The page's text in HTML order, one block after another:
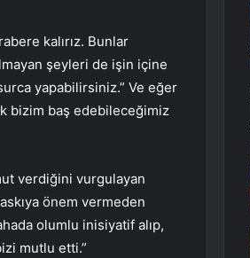
kalırız. Bunlar
şeyleri de işin içine
yapabilirsiniz.” Ve eğer
bizim baş edebileceğimiz
verdiğini vurgulayan
önem vermeden
olumlu inisiyatif alıp,
mutlu etti.”